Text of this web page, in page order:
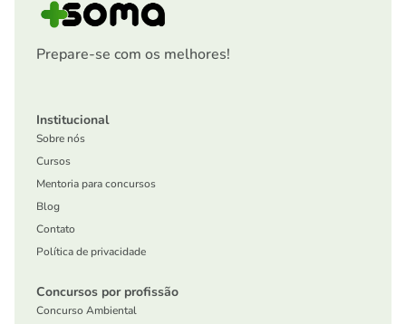
Prepare-se com os melhores!
Institucional
Sobre nós
Cursos
Mentoria para concursos
Blog
Contato
Política de privacidade
Concursos por profissão
Concurso Ambiental